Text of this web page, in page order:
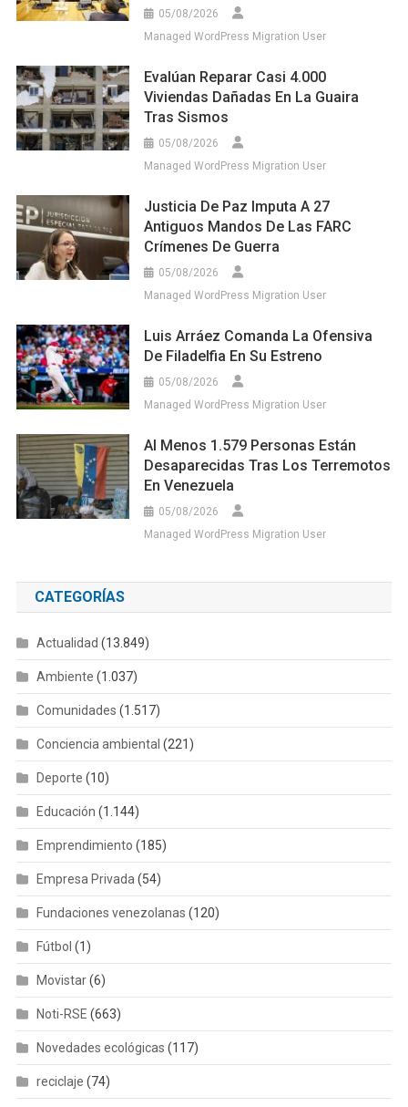
05/08/2026
Managed WordPress Migration User
Evalúan Reparar Casi 4.000
Viviendas Dañadas En La Guaira
Tras Sismos
05/08/2026
Managed WordPress Migration User
Justicia De Paz Imputa A 27
Antiguos Mandos De Las FARC
Crímenes De Guerra
05/08/2026
Managed WordPress Migration User
Luis Arráez Comanda La Ofensiva
De Filadelfia En Su Estreno
05/08/2026
Managed WordPress Migration User
Al Menos 1.579 Personas Están
Desaparecidas Tras Los Terremotos
En Venezuela
05/08/2026
Managed WordPress Migration User
CATEGORÍAS
Actualidad (13.849)
Ambiente (1.037)
Comunidades (1.517)
Conciencia ambiental (221)
Deporte (10)
Educación (1.144)
Emprendimiento (185)
Empresa Privada(54)
Fundaciones venezolanas (120)
Fútbol (1)
Movistar(6)
Noti-RSE (663)
Novedades ecológicas (117)
reciclaje (74)